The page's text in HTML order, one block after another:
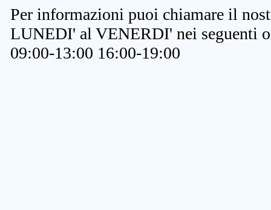
Per informazioni puoi chiamare il
LUNEDI' al VENERDI' nei seguenti
09:00-13:00 16:00-19:00